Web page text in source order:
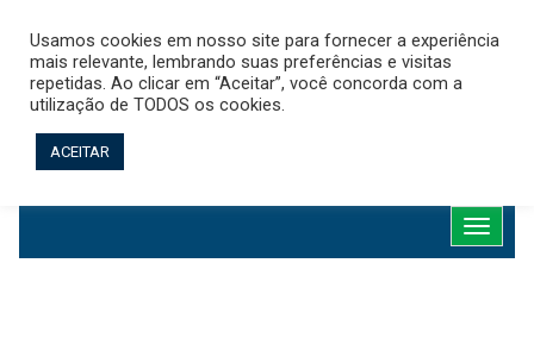
Observação:
Abrir
menu...
Usamos cookies em nosso site para fornecer a experiência
mais relevante, lembrando suas preferências e visitas
repetidas. Ao clicar em “Aceitar”, você concorda com a
utilização de TODOS os cookies.
ACEITAR